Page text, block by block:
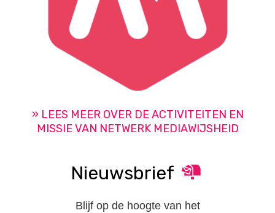
» LEES MEER OVER DE ACTIVITEITEN EN
MISSIE VAN NETWERK MEDIAWIJSHEID
Nieuwsbrief
Blijf op de hoogte van het